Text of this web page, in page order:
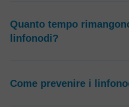
Quanto tempo
linfonodi?
Come prevenire i